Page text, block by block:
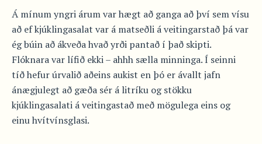
Á mínum yngri árum var hægt að ganga að því sem vísu
að ef kjúklingasalat var á matseðli á veitingarstað þá var
ég búin að ákveða hvað yrði pantað í það skipti.
Flóknara var lífið ekki – ahhh sælla minninga. Í seinni
tíð hefur úrvalið aðeins aukist en þó er ávallt jafn
ánægjulegt að gæða sér á litríku og stökku
kjúklingasalati á veitingastað með mögulega eins og
einu hvítvínsglasi.